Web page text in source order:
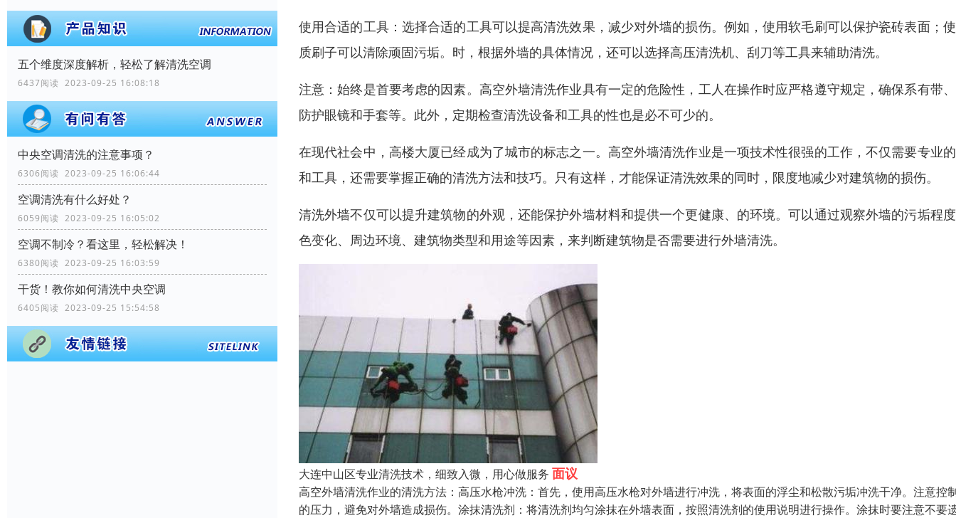
五个维度深度解析，轻松了解清洗空调
6437阅读 2023-09-25 16:08:18
中央空调清洗的注意事项？
6306阅读 2023-09-25 16:06:44
空调清洗有什么好处？
6059阅读 2023-09-25 16:05:02
空调不制冷？看这里，轻松解决！
6380阅读 2023-09-25 16:03:59
干货！教你如何清洗中央空调
6405阅读 2023-09-25 15:54:58
使用合适的工具：选择合适的工具可以提高清洗效果，减少对外墙的损伤。例如，使用软毛刷可以保护瓷砖表面；
质刷子可以清除顽固污垢。时，根据外墙的具体情况，还可以选择高压清洗机、刮刀等工具来辅助清洗。
注意：始终是首要考虑的因素。高空外墙清洗作业具有一定的危险性，工人在操作时应严格遵守规定，确保系有带
防护眼镜和手套等。此外，定期检查清洗设备和工具的性也是必不可少的。
在现代社会中，高楼大厦已经成为了城市的标志之一。高空外墙清洗作业是一项技术性很强的工作，不仅需要专业
和工具，还需要掌握正确的清洗方法和技巧。只有这样，才能保证清洗效果的同时，限度地减少对建筑物的损伤。
清洗外墙不仅可以提升建筑物的外观，还能保护外墙材料和提供一个更健康、的环境。可以通过观察外墙的污垢程
色变化、周边环境、建筑物类型和用途等因素，来判断建筑物是否需要进行外墙清洗。
大连中山区专业清洗技术，细致入微，用心做服务 面议
高空外墙清洗作业的清洗方法：高压水枪冲洗：首先，使用高压水枪对外墙进行冲洗，将表面的浮尘和松散污垢冲洗干净。注意控
的压力，避免对外墙造成损伤。涂抹清洗剂：将清洗剂均匀涂抹在外墙表面，按照清洗剂的使用说明进行操作。涂抹时要注意不要